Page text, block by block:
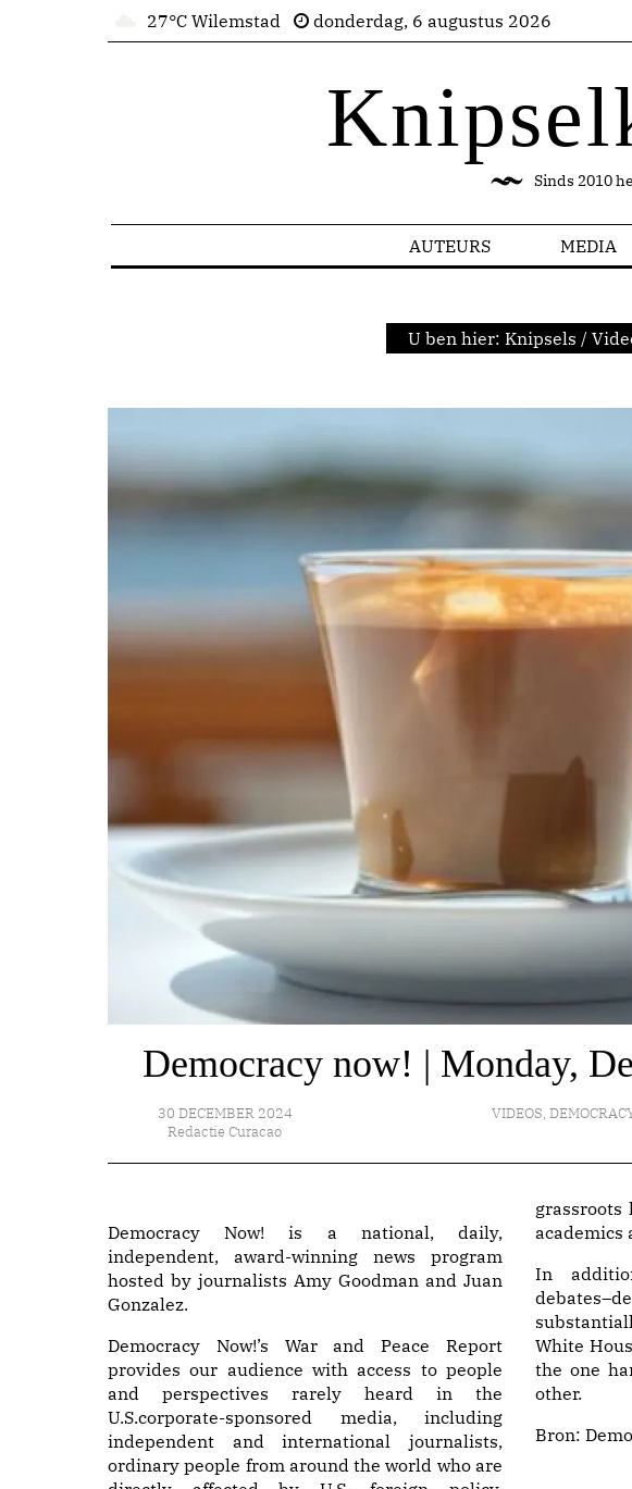
27°C Wilemstad donderdag, 6 augustus 2026
Sinds 2010
AUTEURS MEDIA
U ben hier: Knipsels /
Democracy now! | Monday,
30 DECEMBER 2024
Redactie Curacao
VIDEOS,
Democracy Now! is a national, daily,
independent, award-winning news program
hosted by journalists Amy Goodman and Juan
Gonzalez.
Democracy Now!’s War and Peace Report
provides our audience with access to people
and perspectives rarely heard in the
U.S.corporate-sponsored media, including
independent and international journalists,
ordinary people from around the world who are
grassroots
academics
In
White
the one
other.
Bron: